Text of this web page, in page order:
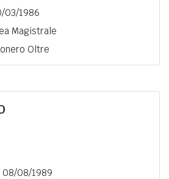
03/1986
Magistrale
Oltre
08/08/1989